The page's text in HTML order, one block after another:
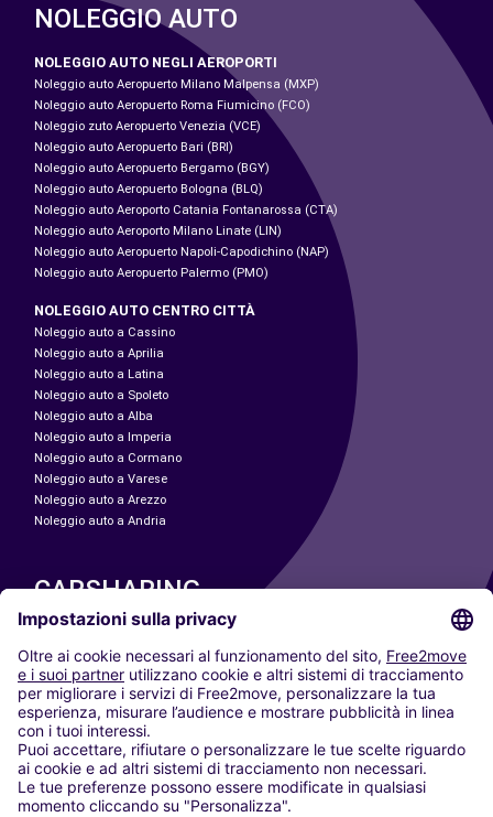
NOLEGGIO AUTO
NOLEGGIO AUTO NEGLI AEROPORTI
Noleggio auto Aeropuerto Milano Malpensa (MXP)
Noleggio auto Aeropuerto Roma Fiumicino (FCO)
Noleggio zuto Aeropuerto Venezia (VCE)
Noleggio auto Aeropuerto Bari (BRI)
Noleggio auto Aeropuerto Bergamo (BGY)
Noleggio auto Aeropuerto Bologna (BLQ)
Noleggio auto Aeroporto Catania Fontanarossa (CTA)
Noleggio auto Aeroporto Milano Linate (LIN)
Noleggio auto Aeropuerto Napoli-Capodichino (NAP)
Noleggio auto Aeropuerto Palermo (PMO)
NOLEGGIO AUTO CENTRO CITTÀ
Noleggio auto a Cassino
Noleggio auto a Aprilia
Noleggio auto a Latina
Noleggio auto a Spoleto
Noleggio auto a Alba
Noleggio auto a Imperia
Noleggio auto a Cormano
Noleggio auto a Varese
Noleggio auto a Arezzo
Noleggio auto a Andria
CARSHARING
LE NOSTRE CITTÀ
Paris
Madrid
Washington DC
Milano
Roma
Torino
Vienna
Berlino